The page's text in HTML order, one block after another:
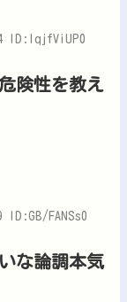
ID:lqjfViUP0
険性を教え
FANSs0
な論調本気